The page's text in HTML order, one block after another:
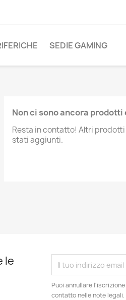
SEDIE GAMING
Non ci sono ancora
Resta in contatto! Altri
stati aggiunti.
le
Puoi annullare
contatto nelle note legali.